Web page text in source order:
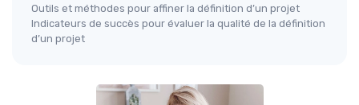
Outils et méthodes pour affiner la définition d’un projet
Indicateurs de succès pour évaluer la qualité de la définition
d’un projet